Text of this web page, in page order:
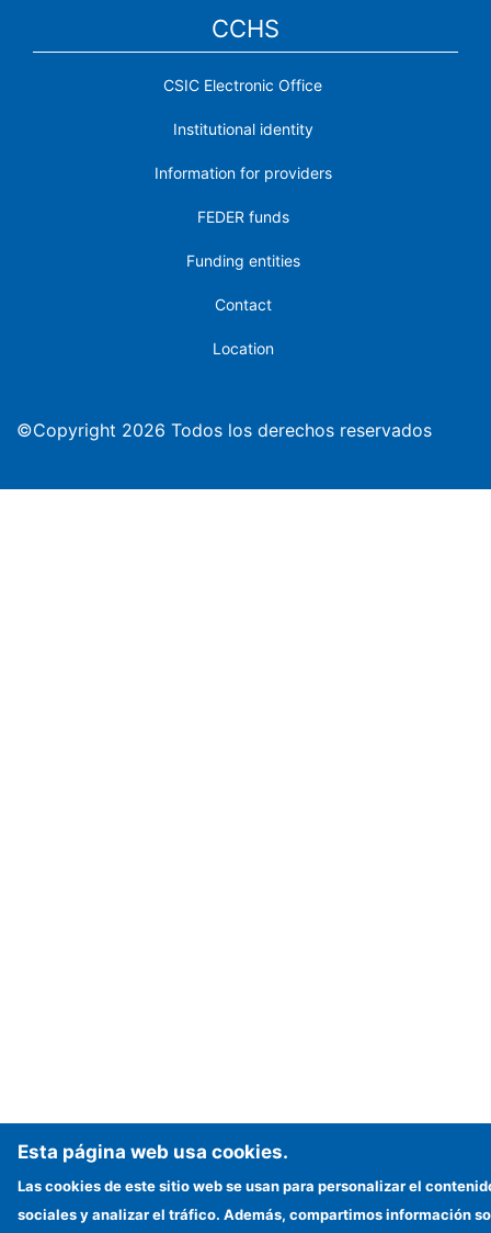
CCHS
CSIC Electronic Office
Institutional identity
Information for providers
FEDER funds
Funding entities
Contact
Location
©Copyright 2026 Todos los derechos reservados
Esta página web usa cookies.
Las cookies de este sitio web se usan para personalizar el
sociales y analizar el tráfico. Además, compartimos información